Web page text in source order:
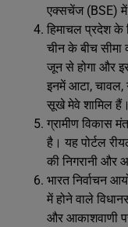
एक्सचेंज (BSE) में
हिमाचल प्रदेश के
चीन के बीच सीमा
जून से होगा और
इनमें आटा, चावल,
सूखे मेवे शामिल हैं।
ग्रामीण विकास
है। यह पोर्टल
की निगरानी और
भारत निर्वाचन
में होने वाले
और आकाशवाणी